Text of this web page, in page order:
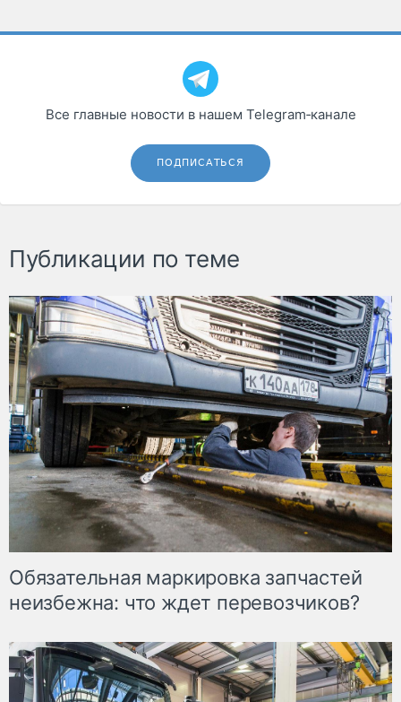
Все главные новости в нашем Telegram‑канале
ПОДПИСАТЬСЯ
Публикации по теме
Обязательная маркировка запчастей
неизбежна: что ждет перевозчиков?